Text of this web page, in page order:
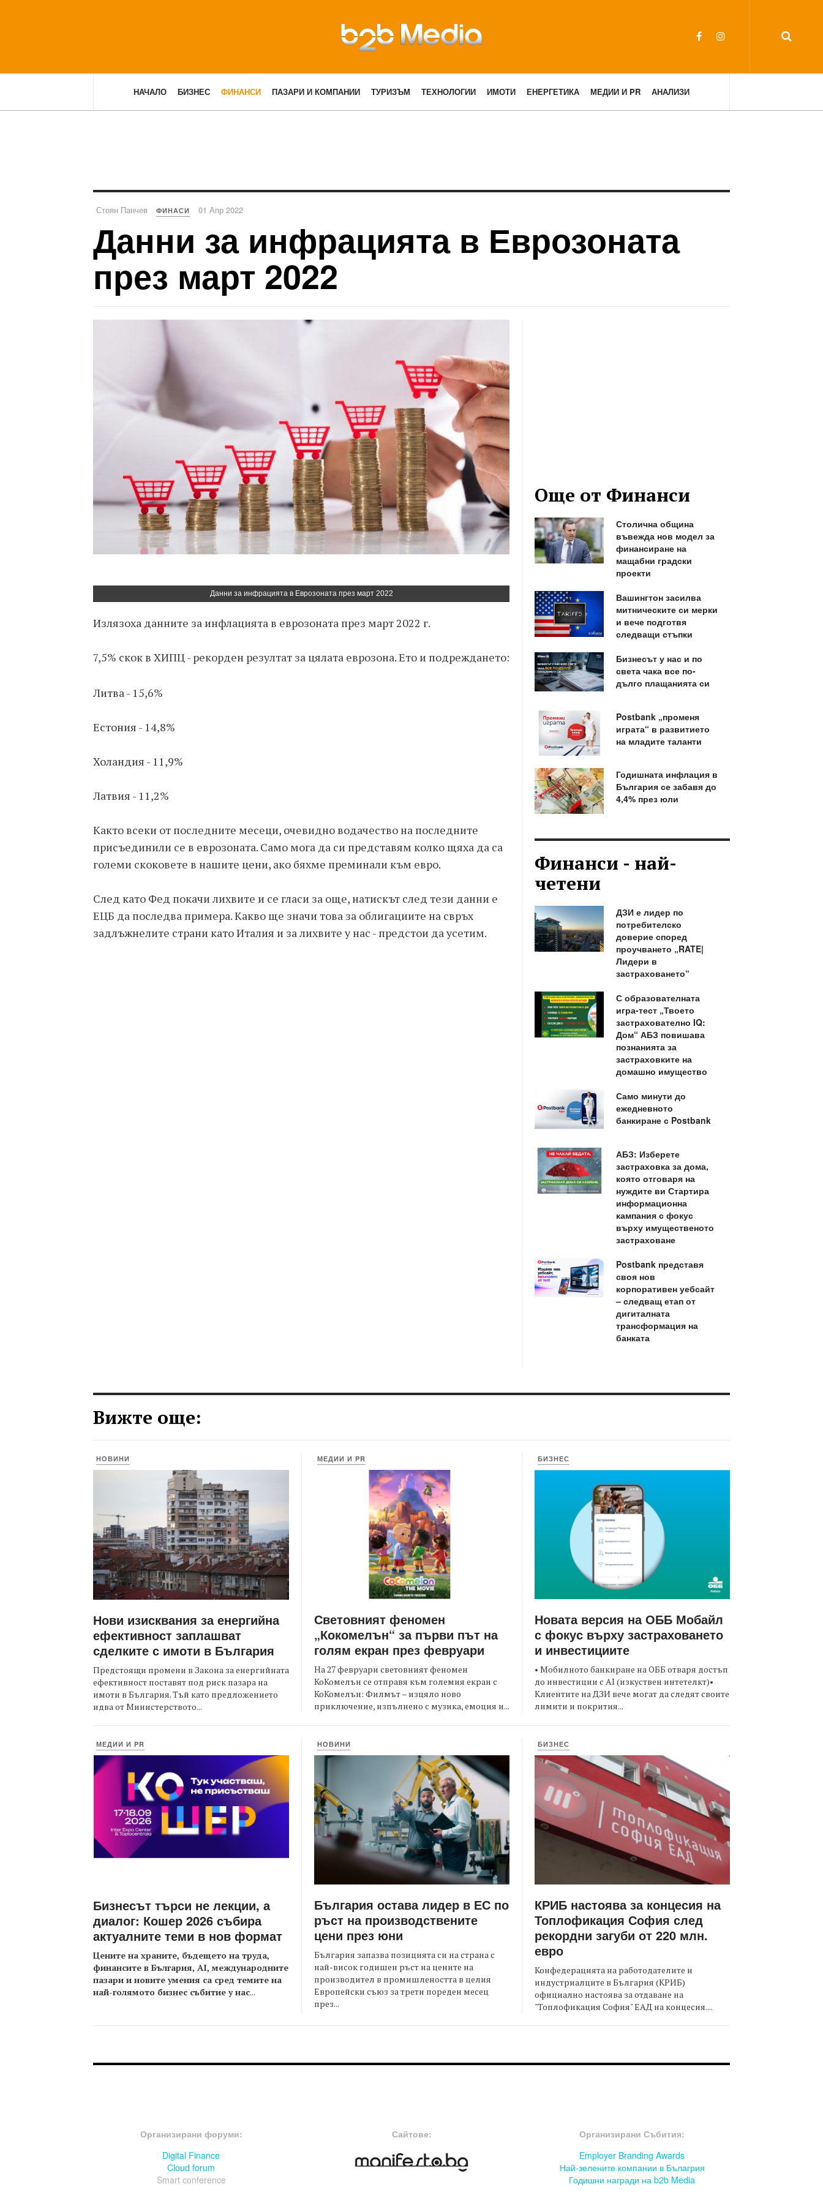
НАЧАЛО БИЗНЕС ФИНАНСИ ПАЗАРИ И КОМПАНИИ ТУРИЗЪМ ТЕХНОЛОГИИ ИМОТИ ЕНЕРГЕТИКА МЕДИИ И PR АНАЛИЗИ
Стоян Панчев ФИНАСИ 01 Апр 2022
Данни за инфрацията в Еврозоната
през март 2022
Данни за инфрацията в Еврозоната през март 2022
Излязоха данните за инфлацията в еврозоната през март 2022 г.
7,5% скок в ХИПЦ - рекорден резултат за цялата еврозона. Ето и подреждането:
Литва - 15,6%
Естония - 14,8%
Холандия - 11,9%
Латвия - 11,2%
Както всеки от последните месеци, очевидно водачество на последните
присъединили се в еврозоната. Само мога да си представям колко щяха да са
големи скоковете в нашите цени, ако бяхме преминали към евро.
След като Фед покачи лихвите и се гласи за още, натискът след тези данни е
ЕЦБ да последва примера. Какво ще значи това за облигациите на свръх
задлъжнелите страни като Италия и за лихвите у нас - предстои да усетим.
Още от Финанси
Столична община
въвежда нов модел за
финансиране на
мащабни градски
проекти
Вашингтон засилва
митническите си мерки
и вече подготвя
следващи стъпки
Бизнесът у нас и по
света чака все по-
дълго плащанията си
Postbank „променя
играта“ в развитието
на младите таланти
Годишната инфлация в
България се забавя до
4,4% през юли
Финанси - най-
четени
ДЗИ е лидер по
потребителско
доверие според
проучването „RATE|
Лидери в
застраховането“
С образователната
игра-тест „Твоето
застрахователно IQ:
Дом“ АБЗ повишава
познанията за
застраховките на
домашно имущество
Само минути до
ежедневното
банкиране с Postbank
АБЗ: Изберете
застраховка за дома,
която отговаря на
нуждите ви Стартира
информационна
кампания с фокус
върху имущественото
застраховане
Postbank представя
своя нов
корпоративен уебсайт
– следващ етап от
дигиталната
трансформация на
банката
Вижте още:
НОВИНИ
Нови изисквания за енергийна
ефективност заплашват
сделките с имоти в България
Предстоящи промени в Закона за енергийната
ефективност поставят под риск пазара на
имоти в България. Тъй като предложението
идва от Министерството...
МЕДИИ И PR
Световният феномен
„Кокомелън“ за първи път на
голям екран през февруари
На 27 февруари световният феномен
КоКомелън се отправя към големия екран с
КоКомелън: Филмът – изцяло ново
приключение, изпълнено с музика, емоция и...
БИЗНЕС
Новата версия на ОББ Мобайл
с фокус върху застраховането
и инвестициите
• Мобилното банкиране на ОББ отваря достъп
до инвестиции с AI (изкуствен интетелкт)•
Клиентите на ДЗИ вече могат да следят своите
лимити и покрития...
МЕДИИ И PR
Бизнесът търси не лекции, а
диалог: Кошер 2026 събира
актуалните теми в нов формат
Цените на храните, бъдещето на труда,
финансите в България, AI, международните
пазари и новите умения са сред темите на
най-голямото бизнес събитие у нас...
НОВИНИ
България остава лидер в ЕС по
ръст на производствените
цени през юни
България запазва позицията си на страна с
най-висок годишен ръст на цените на
производител в промишлеността в целия
Европейски съюз за трети пореден месец
през...
БИЗНЕС
КРИБ настоява за концесия на
Топлофикация София след
рекордни загуби от 220 млн.
евро
Конфедерацията на работодателите и
индустриалците в България (КРИБ)
официално настоява за отдаване на
"Топлофикация София" ЕАД на концесия....
Организирани форуми:
Digital Finance
Cloud forum
Smart conference
Сайтове:
Организирани Събития:
Employer Branding Awards
Най-зелените компании в Бълагрия
Годишни награди на b2b Media